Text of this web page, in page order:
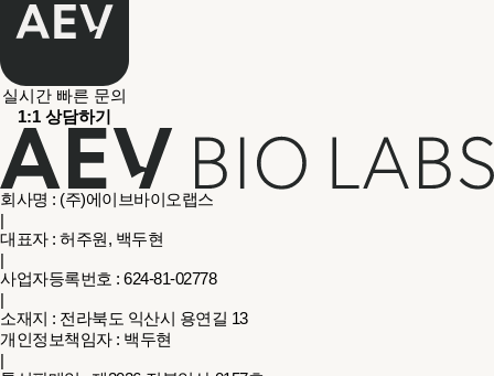
실시간 빠른 문의
1:1 상담하기
회사명 : (주)에이브바이오랩스
|
대표자 : 허주원, 백두현
|
사업자등록번호 : 624-81-02778
|
소재지 : 전라북도 익산시 용연길 13
개인정보책임자 : 백두현
|